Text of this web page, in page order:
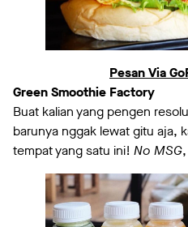
Pesan Via
Green Smoothie Factory
Buat kalian yang pengen
barunya nggak lewat gitu aja,
tempat yang satu ini! No MSG